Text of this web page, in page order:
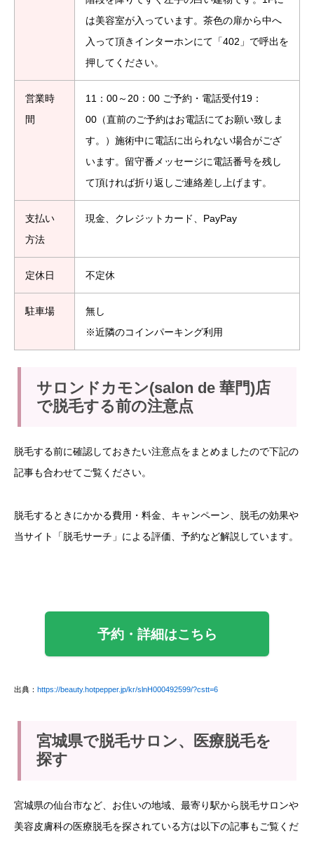
は美容室が入っています。茶色の扉から中へ
入って頂きインターホンにて「402」で呼出を
押してください。
営業時
間
11：00～20：00 ご予約・電話受付19：
00（直前のご予約はお電話にてお願い致しま
す。）施術中に電話に出られない場合がござ
います。留守番メッセージに電話番号を残し
て頂ければ折り返しご連絡差し上げます。
支払い
方法
現金、クレジットカード、PayPay
定休日 不定休
駐車場
無し
※近隣のコインパーキング利用
サロンドカモン(salon de 華門)店
で脱毛する前の注意点
脱毛する前に確認しておきたい注意点をまとめましたので下記の
記事も合わせてご覧ください。
脱毛するときにかかる費用・料金、キャンペーン、脱毛の効果や
当サイト「脱毛サーチ」による評価、予約など解説しています。
予約・詳細はこちら
出典： https://beauty.hotpepper.jp/kr/slnH000492599/?cstt=6
宮城県で脱毛サロン、医療脱毛を
探す
宮城県の仙台市など、お住いの地域、最寄り駅から脱毛サロンや
美容皮膚科の医療脱毛を探されている方は以下の記事もご覧くだ